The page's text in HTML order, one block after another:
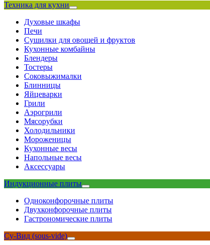
Техника для кухни
Духовые шкафы
Печи
Сушилки для овощей и фруктов
Кухонные комбайны
Блендеры
Тостеры
Соковыжималки
Блинницы
Яйцеварки
Грили
Аэрогрили
Мясорубки
Холодильники
Мороженицы
Кухонные весы
Напольные весы
Аксессуары
Индукционные плиты
Одноконфорочные плиты
Двухконфорочные плиты
Гастрономические плиты
Су-Вид (sous-vide)